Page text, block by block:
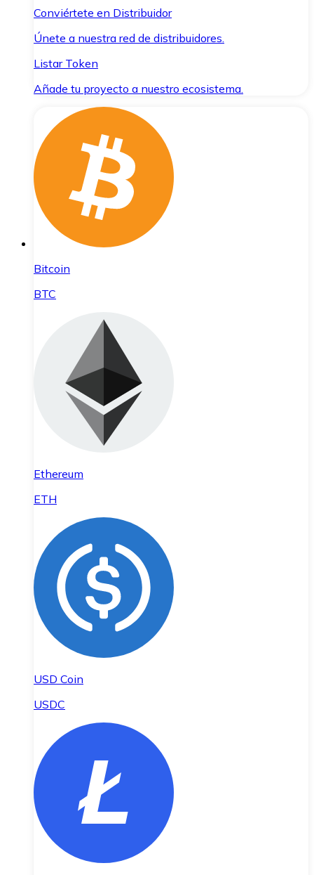
Conviértete en Distribuidor
Únete a nuestra red de distribuidores.
Listar Token
Añade tu proyecto a nuestro ecosistema.
Bitcoin
BTC
Ethereum
ETH
USD Coin
USDC